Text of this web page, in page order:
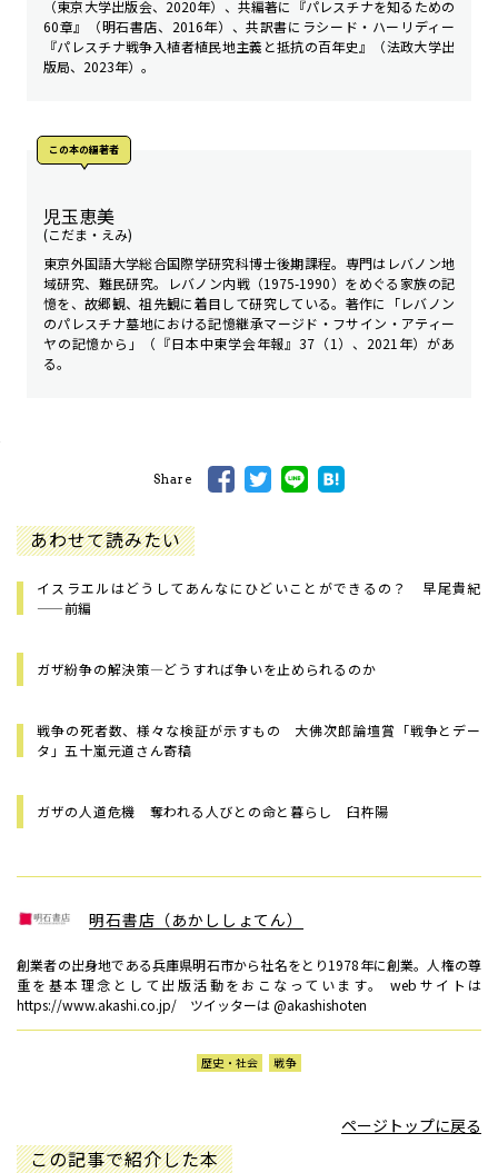
（東京大学出版会、2020年）、共編著に『パレスチナを知るための
60章』（明石書店、2016年）、共訳書にラシード・ハーリディー
『パレスチナ戦争――入植者植民地主義と抵抗の百年史』（法政大学出
版局、2023年）。
この本の編著者
児玉恵美
(こだま・えみ)
東京外国語大学総合国際学研究科博士後期課程。専門はレバノン地
域研究、難民研究。レバノン内戦（1975-1990）をめぐる家族の記
憶を、故郷観、祖先観に着目して研究している。著作に「レバノン
のパレスチナ墓地における記憶継承――マージド・フサイン・アティー
ヤの記憶から」（『日本中東学会年報』37（1）、2021年）があ
る。
Share
あわせて読みたい
イスラエルはどうしてあんなにひどいことができるの？ 早尾貴紀
——前編
ガザ紛争の解決策―どうすれば争いを止められるのか
戦争の死者数、様々な検証が示すもの 大佛次郎論壇賞「戦争とデー
タ」五十嵐元道さん寄稿
ガザの人道危機 奪われる人びとの命と暮らし 臼杵陽
明石書店（あかししょてん）
創業者の出身地である兵庫県明石市から社名をとり1978年に創業。人権の尊
重を基本理念として出版活動をおこなっています。 webサイトは
https://www.akashi.co.jp/ ツイッターは @akashishoten
歴史・社会 戦争
ページトップに戻る
この記事で紹介した本